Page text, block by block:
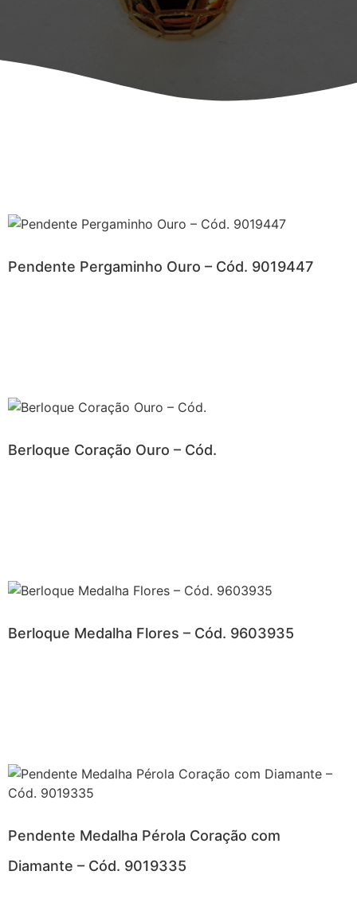
Pendente Pergaminho Ouro – Cód. 9019447
Berloque Coração Ouro – Cód.
Berloque Medalha Flores – Cód. 9603935
Pendente Medalha Pérola Coração com
Diamante – Cód. 9019335